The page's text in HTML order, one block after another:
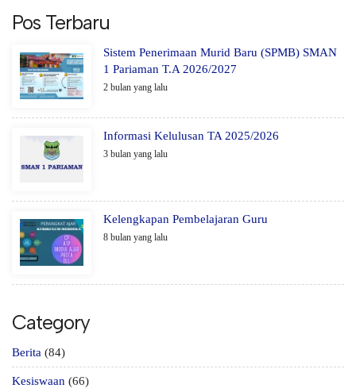
Pos Terbaru
Sistem Penerimaan Murid Baru (SPMB) SMAN
1 Pariaman T.A 2026/2027
2 bulan yang lalu
Informasi Kelulusan TA 2025/2026
3 bulan yang lalu
Kelengkapan Pembelajaran Guru
8 bulan yang lalu
Category
Berita (84)
Kesiswaan (66)